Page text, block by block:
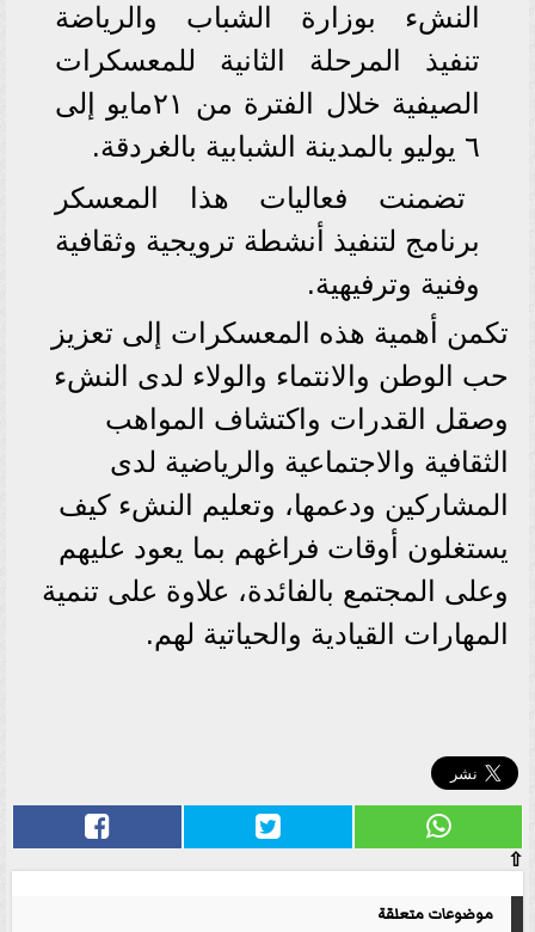
النشء بوزارة الشباب والرياضة
تنفيذ المرحلة الثانية للمعسكرات
الصيفية خلال الفترة من ٢١مايو إلى
٦ يوليو بالمدينة الشبابية بالغردقة.
تضمنت فعاليات هذا المعسكر
برنامج لتنفيذ أنشطة ترويجية وثقافية
وفنية وترفيهية.
تكمن أهمية هذه المعسكرات إلى تعزيز
حب الوطن والانتماء والولاء لدى النشء
وصقل القدرات واكتشاف المواهب
الثقافية والاجتماعية والرياضية لدى
المشاركين ودعمها، وتعليم النشء كيف
يستغلون أوقات فراغهم بما يعود عليهم
وعلى المجتمع بالفائدة، علاوة على تنمية
المهارات القيادية والحياتية لهم.
⇧
موضوعات متعلقة